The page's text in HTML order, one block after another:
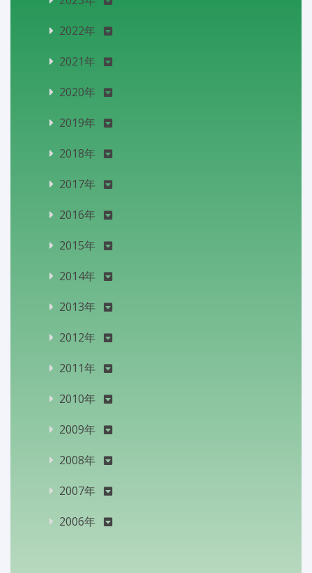
2022年
2021年
2020年
2019年
2018年
2017年
2016年
2015年
2014年
2013年
2012年
2011年
2010年
2009年
2008年
2007年
2006年